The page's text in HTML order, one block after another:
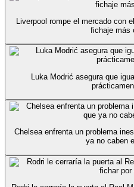
Liverpool rompe el mercado con
fichaje más
Luka Modrić asegura que
Chelsea enfrenta un problema
ya no caben